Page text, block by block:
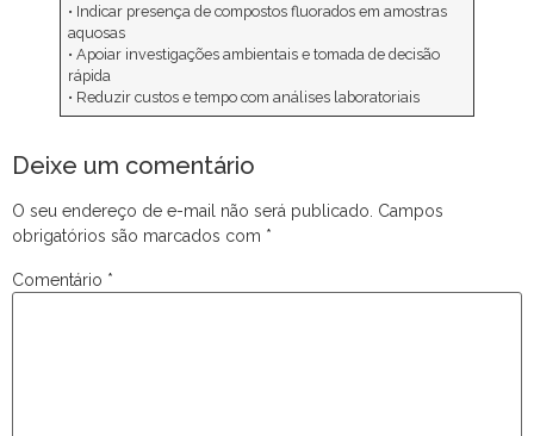
• Indicar presença de compostos fluorados em amostras
aquosas
• Apoiar investigações ambientais e tomada de decisão
rápida
• Reduzir custos e tempo com análises laboratoriais
Deixe um comentário
O seu endereço de e-mail não será publicado. Campos
obrigatórios são marcados com *
Comentário *